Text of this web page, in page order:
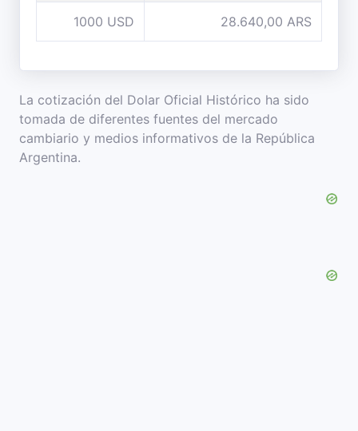
1000 USD 28.640,00 ARS
La cotización del Dolar Oficial Histórico ha sido
tomada de diferentes fuentes del mercado
cambiario y medios informativos de la República
Argentina.